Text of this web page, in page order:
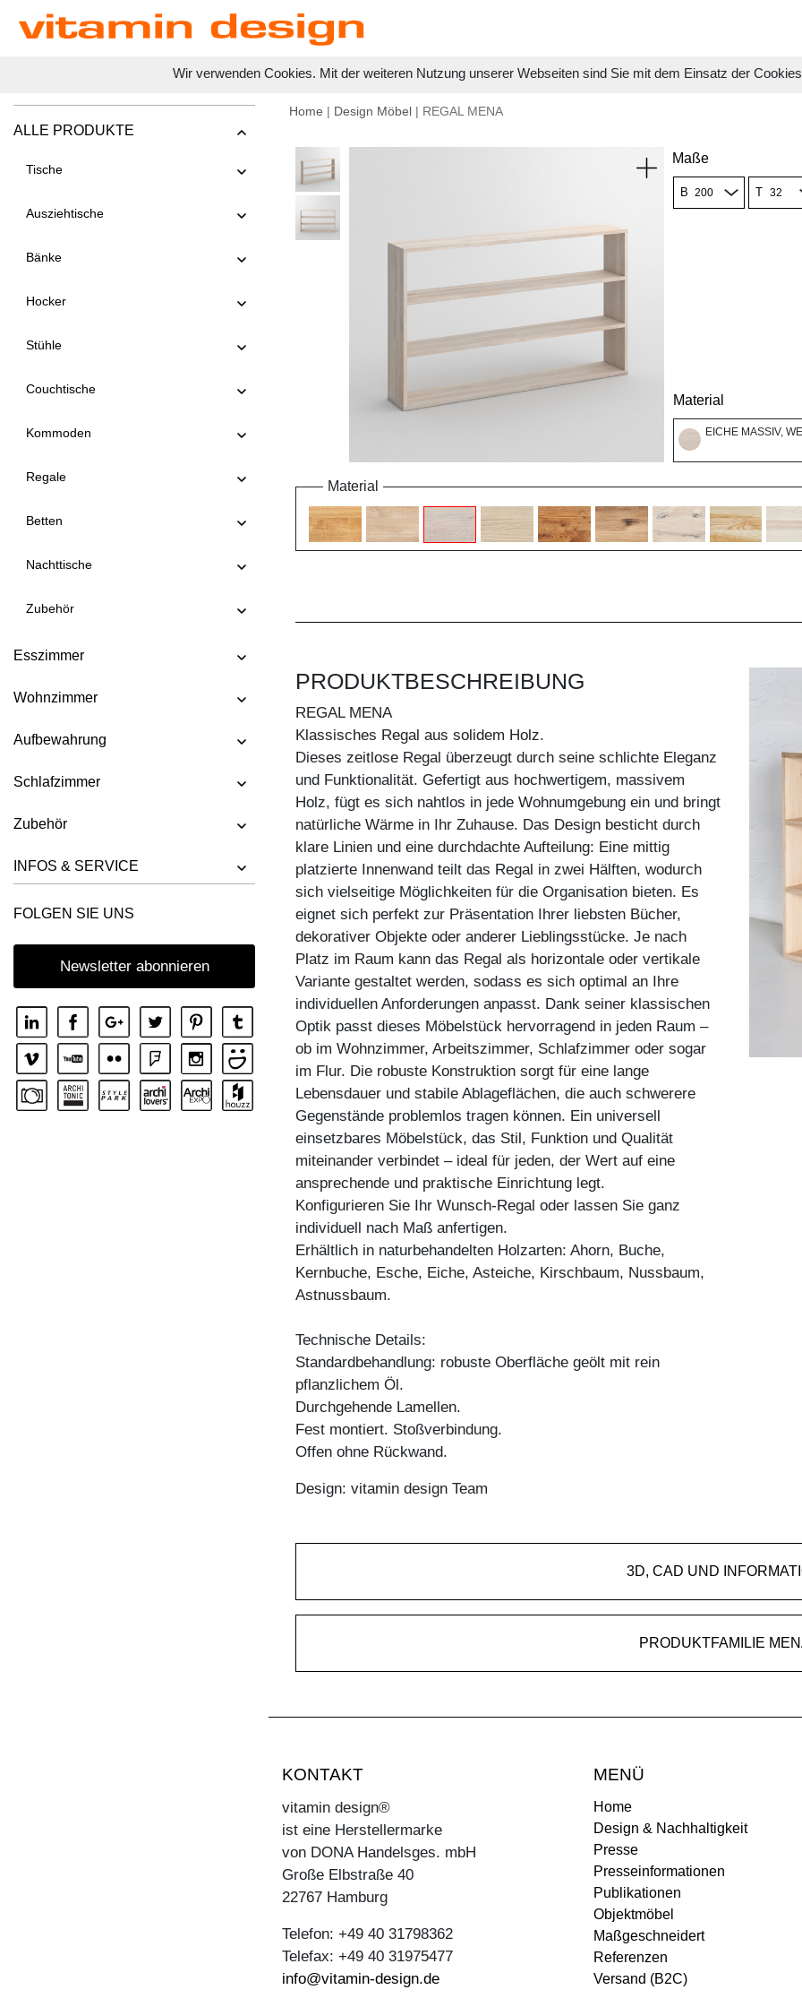
Wir verwenden Cookies. Mit der weiteren Nutzung unserer Webseiten sind Sie mit dem Einsatz der
ALLE PRODUKTE
Tische
Ausziehtische
Bänke
Hocker
Stühle
Couchtische
Kommoden
Regale
Betten
Nachttische
Zubehör
Esszimmer
Wohnzimmer
Aufbewahrung
Schlafzimmer
Zubehör
INFOS & SERVICE
FOLGEN SIE UNS
Newsletter abonnieren
Home | Design Möbel | REGAL MENA
Maße
B T
Material
EICHE MASSIV,
Material
PRODUKTBESCHREIBUNG
REGAL MENA
Klassisches Regal aus solidem Holz.
Dieses zeitlose Regal überzeugt durch seine schlichte Eleganz
und Funktionalität. Gefertigt aus hochwertigem, massivem
Holz, fügt es sich nahtlos in jede Wohnumgebung ein und bringt
natürliche Wärme in Ihr Zuhause. Das Design besticht durch
klare Linien und eine durchdachte Aufteilung: Eine mittig
platzierte Innenwand teilt das Regal in zwei Hälften, wodurch
sich vielseitige Möglichkeiten für die Organisation bieten. Es
eignet sich perfekt zur Präsentation Ihrer liebsten Bücher,
dekorativer Objekte oder anderer Lieblingsstücke. Je nach
Platz im Raum kann das Regal als horizontale oder vertikale
Variante gestaltet werden, sodass es sich optimal an Ihre
individuellen Anforderungen anpasst. Dank seiner klassischen
Optik passt dieses Möbelstück hervorragend in jeden Raum –
ob im Wohnzimmer, Arbeitszimmer, Schlafzimmer oder sogar
im Flur. Die robuste Konstruktion sorgt für eine lange
Lebensdauer und stabile Ablageflächen, die auch schwerere
Gegenstände problemlos tragen können. Ein universell
einsetzbares Möbelstück, das Stil, Funktion und Qualität
miteinander verbindet – ideal für jeden, der Wert auf eine
ansprechende und praktische Einrichtung legt.
Konfigurieren Sie Ihr Wunsch-Regal oder lassen Sie ganz
individuell nach Maß anfertigen.
Erhältlich in naturbehandelten Holzarten: Ahorn, Buche,
Kernbuche, Esche, Eiche, Asteiche, Kirschbaum, Nussbaum,
Astnussbaum.
Technische Details:
Standardbehandlung: robuste Oberfläche geölt mit rein
pflanzlichem Öl.
Durchgehende Lamellen.
Fest montiert. Stoßverbindung.
Offen ohne Rückwand.
Design: vitamin design Team
3D, CAD UND
PRODUKTFAMILIE
KONTAKT
vitamin design®
ist eine Herstellermarke
von DONA Handelsges. mbH
Große Elbstraße 40
22767 Hamburg
Telefon: +49 40 31798362
Telefax: +49 40 31975477
info@vitamin-design.de
MENÜ
Home
Design & Nachhaltigkeit
Presse
Presseinformationen
Publikationen
Objektmöbel
Maßgeschneidert
Referenzen
Versand (B2C)